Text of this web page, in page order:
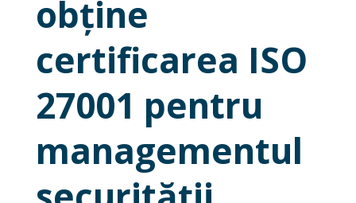
obține
certificarea ISO
27001 pentru
managementul